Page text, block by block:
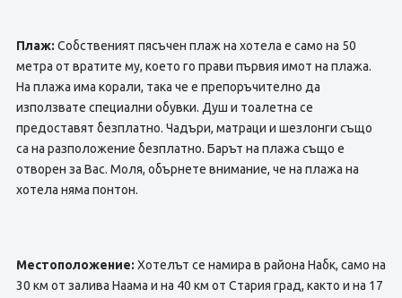
Плаж: Собственият пясъчен плаж на хотела е само на 50
метра от вратите му, което го прави първия имот на плажа.
На плажа има корали, така че е препоръчително да
използвате специални обувки. Душ и тоалетна се
предоставят безплатно. Чадъри, матраци и шезлонги също
са на разположение безплатно. Барът на плажа също е
отворен за Вас. Моля, обърнете внимание, че на плажа на
хотела няма понтон.
Местоположение: Хотелът се намира в района Набк, само на
30 км от залива Наама и на 40 км от Стария град, както и на 17